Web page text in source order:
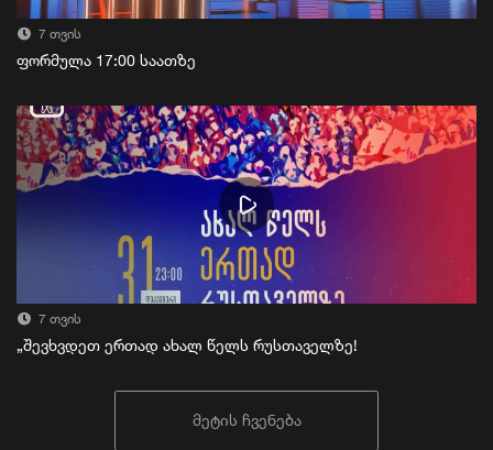
7 თვის
ფორმულა 17:00 საათზე
7 თვის
„შევხვდეთ ერთად ახალ წელს რუსთაველზე!
მეტის ჩვენება